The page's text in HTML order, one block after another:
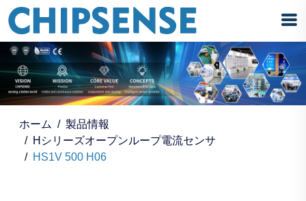
ホーム
製品情報
Hシリーズオープンループ電流センサ
HS1V 500 H06